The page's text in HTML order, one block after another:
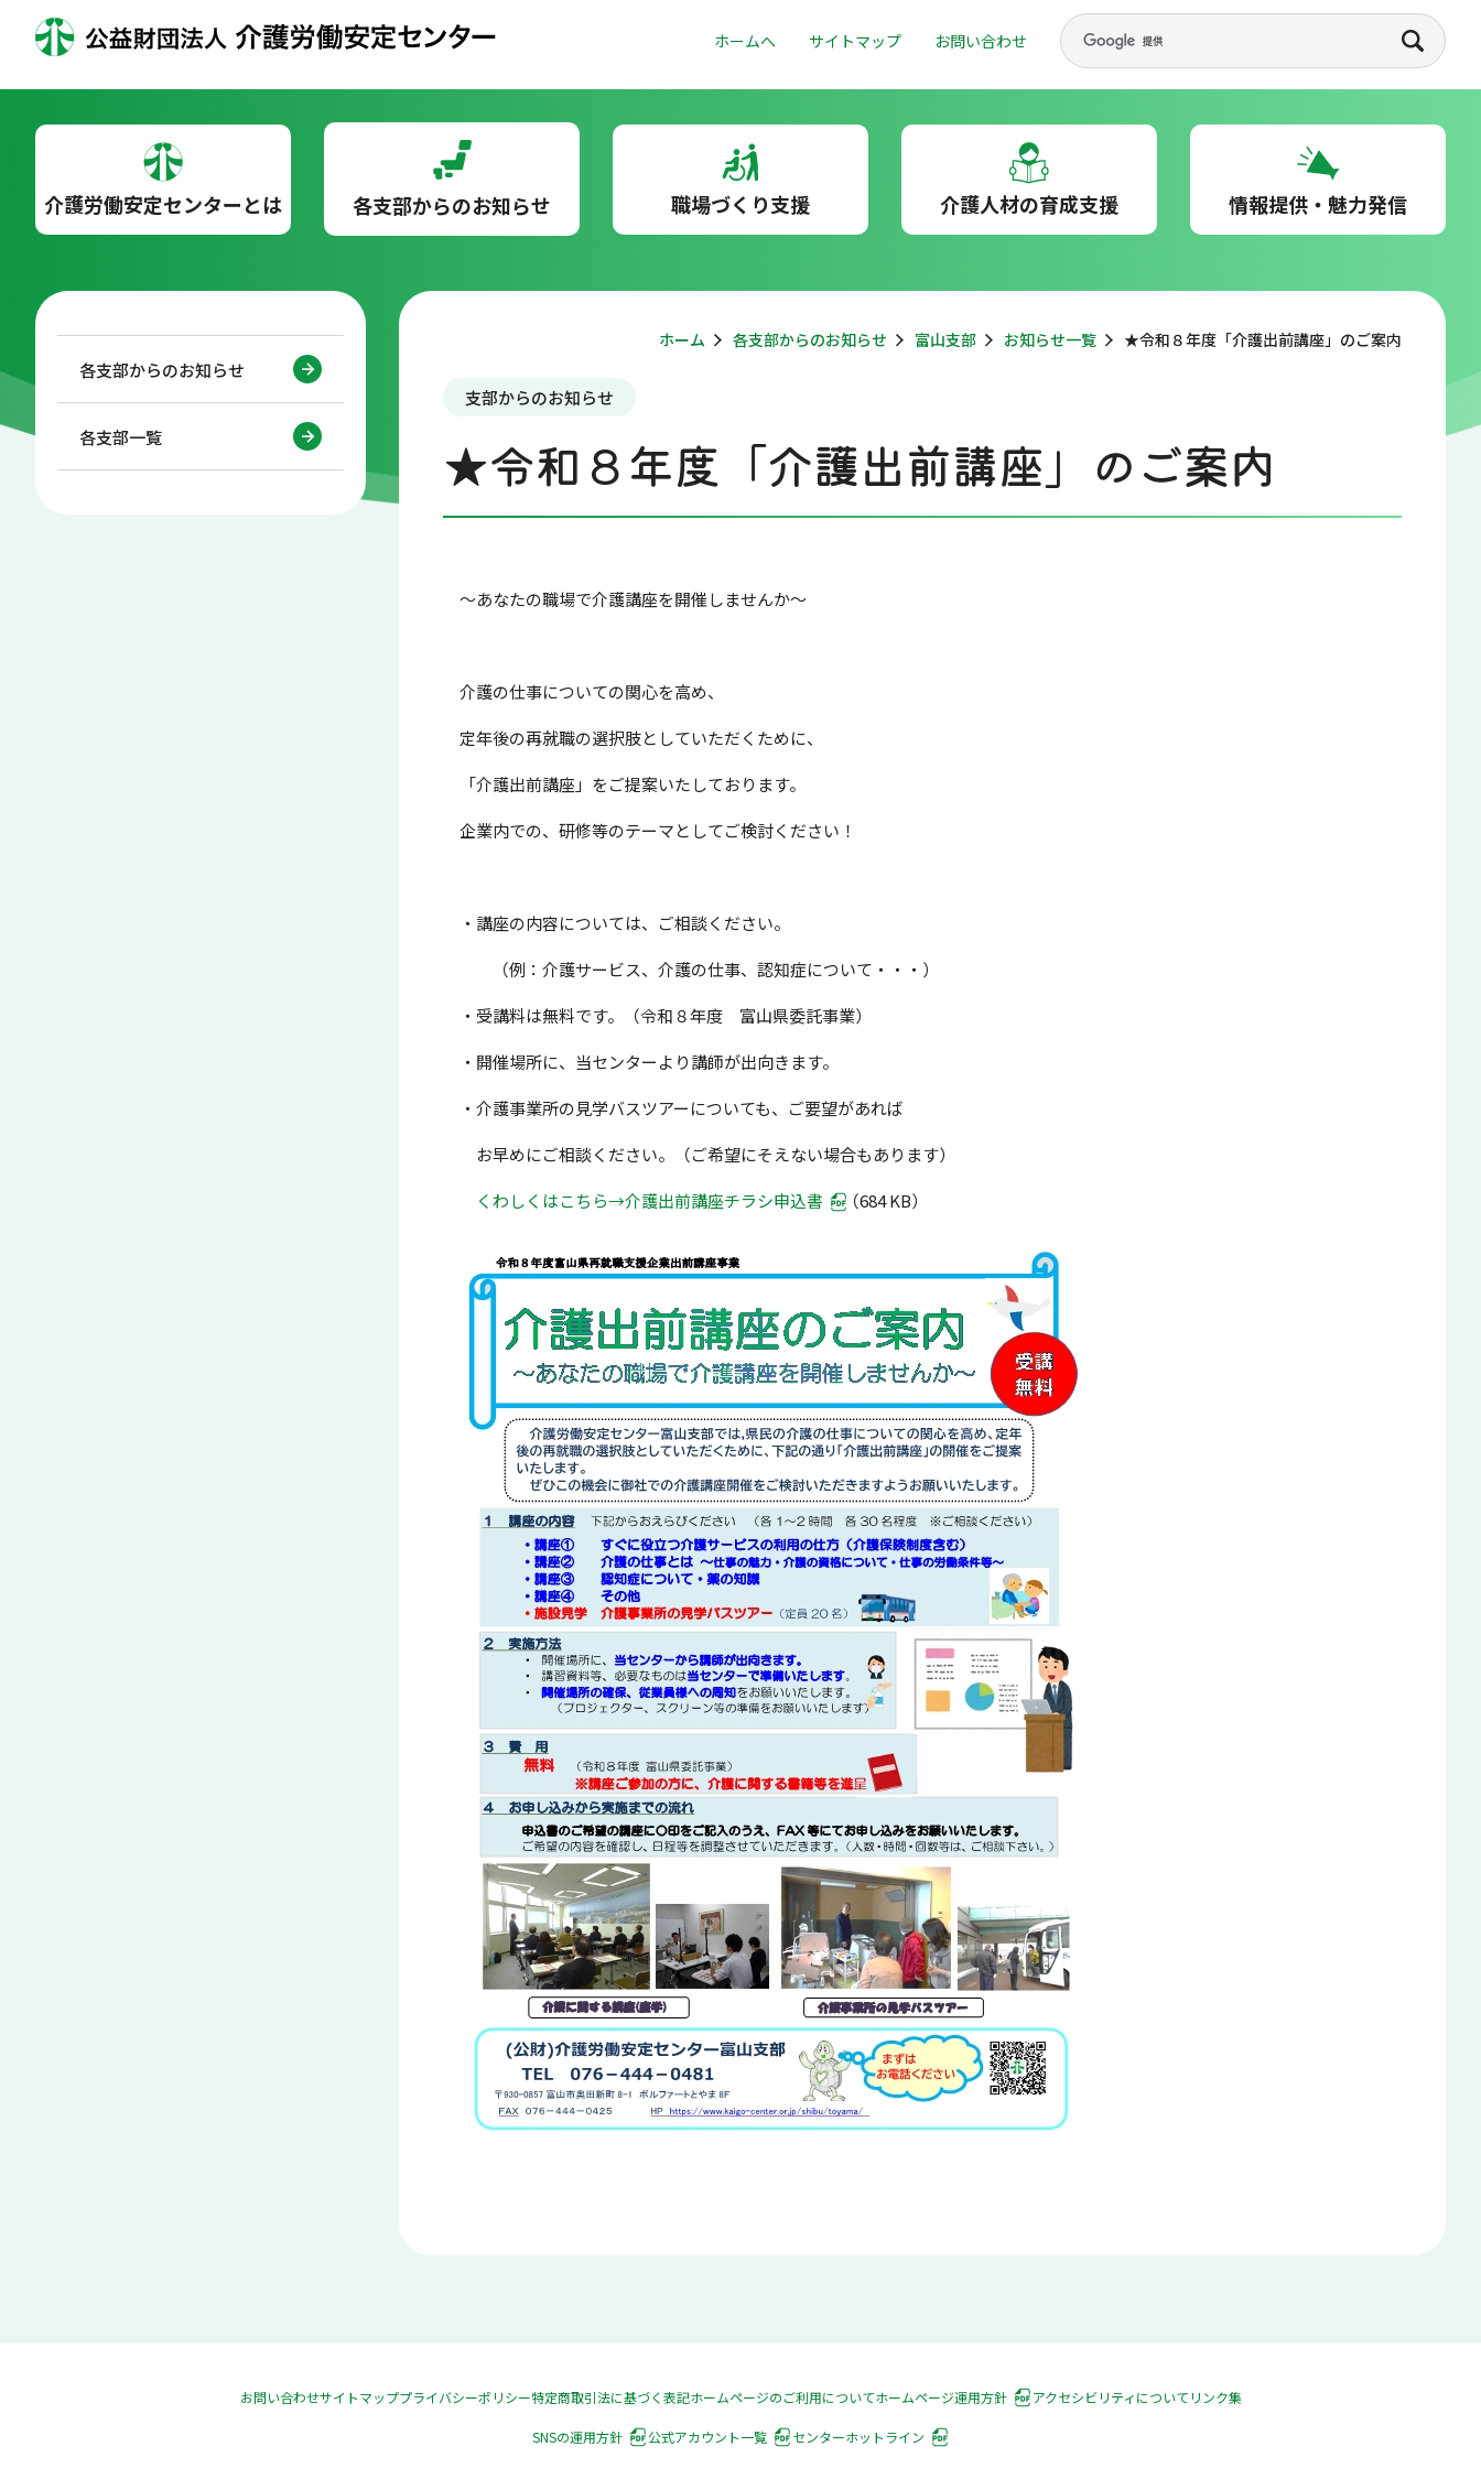
ホームへ サイトマップ お問い合わせ
介護労働安定センターとは 各支部からのお知らせ 職場づくり支援 介護人材の育成支援 情報提供・魅力発信
各支部からのお知らせ
各支部一覧
ホーム 各支部からのお知らせ 富山支部 お知らせ一覧 ★令和８年度「介護出前講座」のご案内
支部からのお知らせ
★令和８年度「介護出前講座」のご案内
～あなたの職場で介護講座を開催しませんか～
介護の仕事についての関心を高め、
定年後の再就職の選択肢としていただくために、
「介護出前講座」をご提案いたしております。
企業内での、研修等のテーマとしてご検討ください！
・講座の内容については、ご相談ください。
（例：介護サービス、介護の仕事、認知症について・・・）
・受講料は無料です。（令和８年度 富山県委託事業）
・開催場所に、当センターより講師が出向きます。
・介護事業所の見学バスツアーについても、ご要望があれば
お早めにご相談ください。（ご希望にそえない場合もあります）
くわしくはこちら→介護出前講座チラシ申込書
（684 KB）
お問い合わせサイトマッププライバシーポリシー特定商取引法に基づく表記ホームページのご利用についてホームページ運用方針 アクセシビリティについて リンク集
SNSの運用方針 公式アカウント一覧 センターホットライン